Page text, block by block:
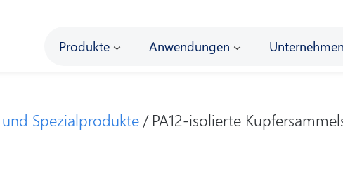
Main
Produkte Anwendungen Unternehmen
Spezial­produkte PA12-isolierte